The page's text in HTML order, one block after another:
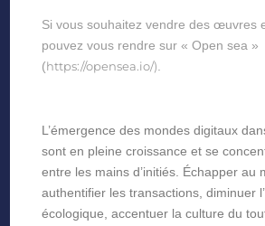
Si vous souhaitez vendre des œuvres
pouvez vous rendre sur « Open sea »
(https://opensea.io/).
L’émergence des mondes digitaux
sont en pleine croissance et se
entre les mains d’initiés. Échapper au
authentifier les transactions, diminuer
écologique, accentuer la culture du